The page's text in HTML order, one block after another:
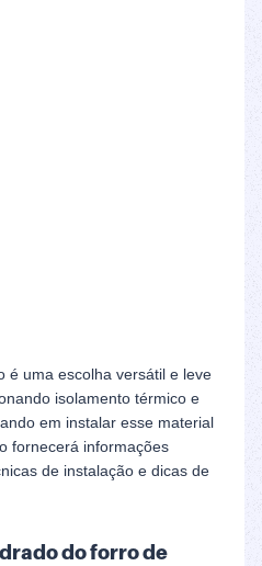
é uma escolha versátil e leve
isolamento térmico e
em instalar esse material
fornecerá informações
de instalação e dicas de
do forro de